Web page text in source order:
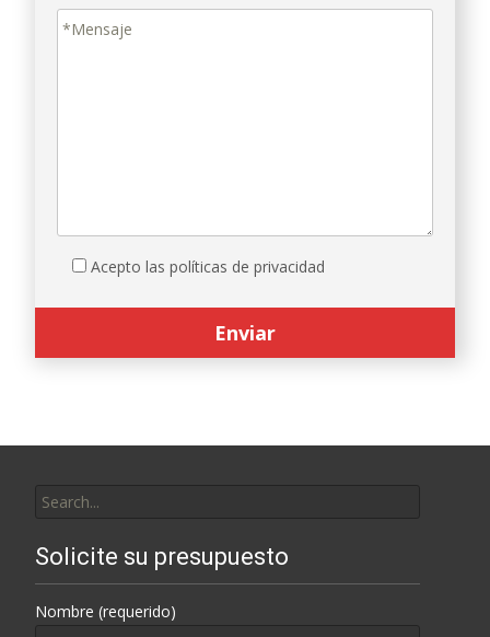
Acepto las políticas de privacidad
for:
Solicite su presupuesto
Nombre (requerido)